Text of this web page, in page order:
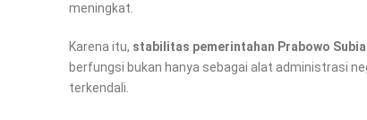
meningkat.
Karena itu, stabilitas pemerintahan Prabowo
berfungsi bukan hanya sebagai alat administrasi
terkendali.